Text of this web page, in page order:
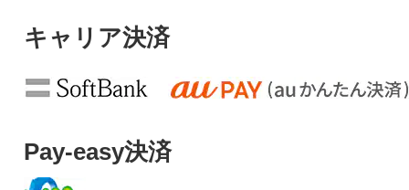
キャリア決済
Pay-easy決済